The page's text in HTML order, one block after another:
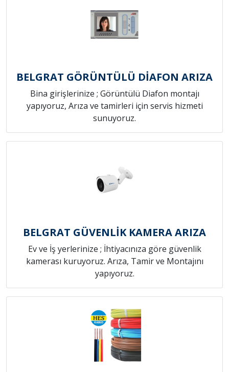
BELGRAT GÖRÜNTÜLÜ DİAFON ARIZA
Bina girişlerinize ; Görüntülü Diafon montajı
yapıyoruz, Arıza ve tamirleri için servis hizmeti
sunuyoruz.
BELGRAT GÜVENLİK KAMERA ARIZA
Ev ve İş yerlerinize ; İhtiyacınıza göre güvenlik
kamerası kuruyoruz. Arıza, Tamir ve Montajını
yapıyoruz.